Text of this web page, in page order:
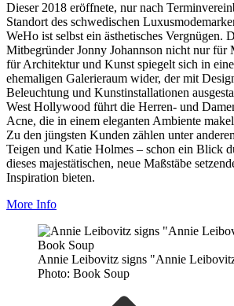
Dieser 2018 eröffnete, nur nach
Standort des schwedischen
WeHo ist selbst ein ästhetisches Vergnügen.
Mitbegründer Jonny Johannson nicht nur für
für Architektur und Kunst spiegelt sich in
ehemaligen Galerieraum wider, der mit
Beleuchtung und Kunstinstallationen
West Hollywood führt die Herren- und
Acne, die in einem eleganten Ambiente
Zu den jüngsten Kunden zählen unter
Teigen und Katie Holmes – schon ein Blick
dieses majestätischen, neue Maßstäbe
Inspiration bieten.
More Info
Annie Leibovitz signs "Annie
Photo: Book Soup